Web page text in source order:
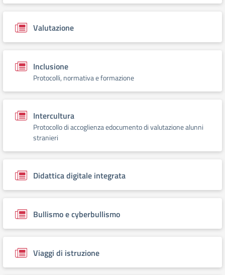
Valutazione
Inclusione
Protocolli, normativa e formazione
Intercultura
Protocollo di accoglienza edocumento di valutazione alunni
stranieri
Didattica digitale integrata
Bullismo e cyberbullismo
Viaggi di istruzione